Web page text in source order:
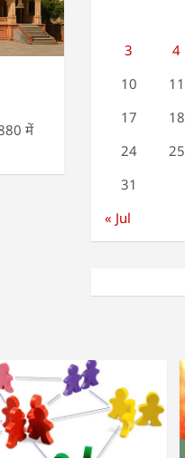
में
3
4
10
11
17
18
24
25
31
« Jul